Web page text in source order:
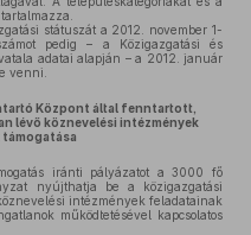
tartalmazza.
státuszát a 2012. november 1-
pedig – a Közigazgatási és
adatai alapján – a 2012. január
venni.
Központ által fenntartott,
lévő köznevelési intézmények
iránti pályázatot a 3000 fő
nyújthatja be a közigazgatási
intézmények feladatainak
működtetésével kapcsolatos